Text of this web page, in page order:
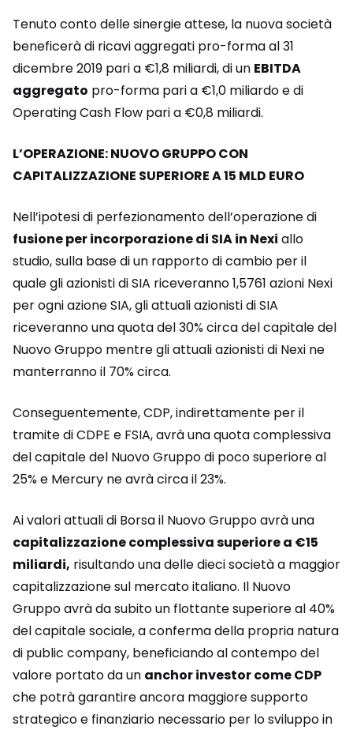
Tenuto conto delle sinergie attese, la nuova società
beneficerà di ricavi aggregati pro-forma al 31
dicembre 2019 pari a €1,8 miliardi, di un EBITDA
aggregato pro-forma pari a €1,0 miliardo e di
Operating Cash Flow pari a €0,8 miliardi.
L’OPERAZIONE: NUOVO GRUPPO CON
CAPITALIZZAZIONE SUPERIORE A 15 MLD EURO
Nell’ipotesi di perfezionamento dell’operazione di
fusione per incorporazione di SIA in Nexi allo
studio, sulla base di un rapporto di cambio per il
quale gli azionisti di SIA riceveranno 1,5761 azioni Nexi
per ogni azione SIA, gli attuali azionisti di SIA
riceveranno una quota del 30% circa del capitale del
Nuovo Gruppo mentre gli attuali azionisti di Nexi ne
manterranno il 70% circa.
Conseguentemente, CDP, indirettamente per il
tramite di CDPE e FSIA, avrà una quota complessiva
del capitale del Nuovo Gruppo di poco superiore al
25% e Mercury ne avrà circa il 23%.
Ai valori attuali di Borsa il Nuovo Gruppo avrà una
capitalizzazione complessiva superiore a €15
miliardi, risultando una delle dieci società a maggior
capitalizzazione sul mercato italiano. Il Nuovo
Gruppo avrà da subito un flottante superiore al 40%
del capitale sociale, a conferma della propria natura
di public company, beneficiando al contempo del
valore portato da un anchor investor come CDP
che potrà garantire ancora maggiore supporto
strategico e finanziario necessario per lo sviluppo in